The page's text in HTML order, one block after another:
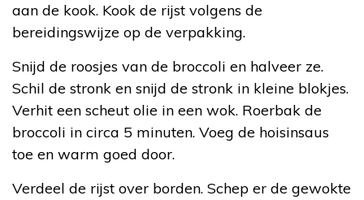
aan de kook. Kook de rijst volgens de
bereidingswijze op de verpakking.
Snijd de roosjes van de broccoli en halveer ze.
Schil de stronk en snijd de stronk in kleine blokjes.
Verhit een scheut olie in een wok. Roerbak de
broccoli in circa 5 minuten. Voeg de hoisinsaus
toe en warm goed door.
Verdeel de rijst over borden. Schep er de gewokte